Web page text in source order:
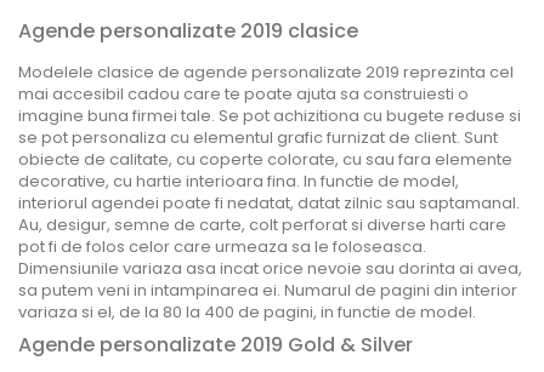
Agende personalizate 2019 clasice
Modelele clasice de agende personalizate 2019 reprezinta cel
mai accesibil cadou care te poate ajuta sa construiesti o
imagine buna firmei tale. Se pot achizitiona cu bugete reduse si
se pot personaliza cu elementul grafic furnizat de client. Sunt
obiecte de calitate, cu coperte colorate, cu sau fara elemente
decorative, cu hartie interioara fina. In functie de model,
interiorul agendei poate fi nedatat, datat zilnic sau saptamanal.
Au, desigur, semne de carte, colt perforat si diverse harti care
pot fi de folos celor care urmeaza sa le foloseasca.
Dimensiunile variaza asa incat orice nevoie sau dorinta ai avea,
sa putem veni in intampinarea ei. Numarul de pagini din interior
variaza si el, de la 80 la 400 de pagini, in functie de model.
Agende personalizate 2019 Gold & Silver